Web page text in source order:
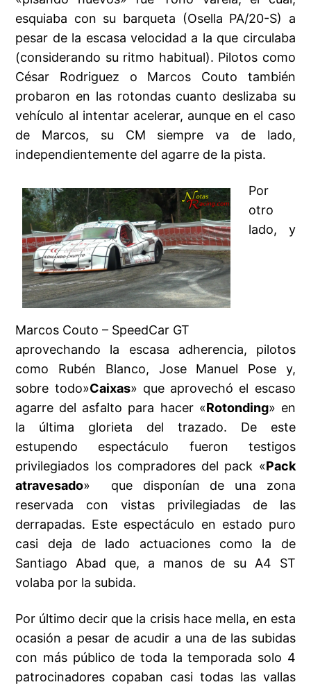
esquiaba con su barqueta (Osella PA/20-S) a
pesar de la escasa velocidad a la que circulaba
(considerando su ritmo habitual). Pilotos como
César Rodriguez o Marcos Couto también
probaron en las rotondas cuanto deslizaba su
vehículo al intentar acelerar, aunque en el caso
de Marcos, su CM siempre va de lado,
independientemente del agarre de la pista.
Marcos Couto – SpeedCar GT
Por
otro
lado, y
aprovechando la escasa adherencia, pilotos
como Rubén Blanco, Jose Manuel Pose y,
sobre todo»Caixas» que aprovechó el escaso
agarre del asfalto para hacer «Rotonding» en
la última glorieta del trazado. De este
estupendo espectáculo fueron testigos
privilegiados los compradores del pack «Pack
atravesado» que disponían de una zona
reservada con vistas privilegiadas de las
derrapadas. Este espectáculo en estado puro
casi deja de lado actuaciones como la de
Santiago Abad que, a manos de su A4 ST
volaba por la subida.
Por último decir que la crisis hace mella, en esta
ocasión a pesar de acudir a una de las subidas
con más público de toda la temporada solo 4
patrocinadores copaban casi todas las vallas